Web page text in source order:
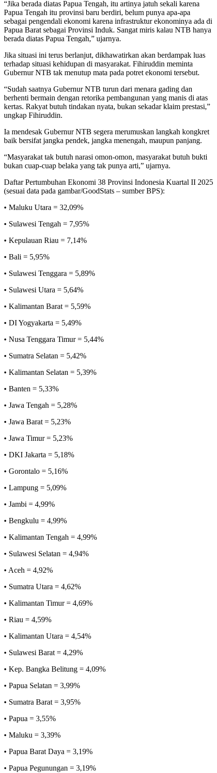
“Jika berada diatas Papua Tengah, itu artinya jatuh sekali karena
Papua Tengah itu provinsi baru berdiri, belum punya apa-apa
sebagai pengendali ekonomi karena infrastruktur ekonominya ada di
Papua Barat sebagai Provinsi Induk. Sangat miris kalau NTB hanya
berada diatas Papua Tengah,” ujarnya.
Jika situasi ini terus berlanjut, dikhawatirkan akan berdampak luas
terhadap situasi kehidupan di masyarakat. Fihiruddin meminta
Gubernur NTB tak menutup mata pada potret ekonomi tersebut.
“Sudah saatnya Gubernur NTB turun dari menara gading dan
berhenti bermain dengan retorika pembangunan yang manis di atas
kertas. Rakyat butuh tindakan nyata, bukan sekadar klaim prestasi,”
ungkap Fihiruddin.
Ia mendesak Gubernur NTB segera merumuskan langkah kongkret
baik bersifat jangka pendek, jangka menengah, maupun panjang.
“Masyarakat tak butuh narasi omon-omon, masyarakat butuh bukti
bukan cuap-cuap belaka yang tak punya arti,” ujarnya.
Daftar Pertumbuhan Ekonomi 38 Provinsi Indonesia Kuartal II 2025
(sesuai data pada gambar/GoodStats – sumber BPS):
• Maluku Utara = 32,09%
• Sulawesi Tengah = 7,95%
• Kepulauan Riau = 7,14%
• Bali = 5,95%
• Sulawesi Tenggara = 5,89%
• Sulawesi Utara = 5,64%
• Kalimantan Barat = 5,59%
• DI Yogyakarta = 5,49%
• Nusa Tenggara Timur = 5,44%
• Sumatra Selatan = 5,42%
• Kalimantan Selatan = 5,39%
• Banten = 5,33%
• Jawa Tengah = 5,28%
• Jawa Barat = 5,23%
• Jawa Timur = 5,23%
• DKI Jakarta = 5,18%
• Gorontalo = 5,16%
• Lampung = 5,09%
• Jambi = 4,99%
• Bengkulu = 4,99%
• Kalimantan Tengah = 4,99%
• Sulawesi Selatan = 4,94%
• Aceh = 4,92%
• Sumatra Utara = 4,62%
• Kalimantan Timur = 4,69%
• Riau = 4,59%
• Kalimantan Utara = 4,54%
• Sulawesi Barat = 4,29%
• Kep. Bangka Belitung = 4,09%
• Papua Selatan = 3,99%
• Sumatra Barat = 3,95%
• Papua = 3,55%
• Maluku = 3,39%
• Papua Barat Daya = 3,19%
• Papua Pegunungan = 3,19%